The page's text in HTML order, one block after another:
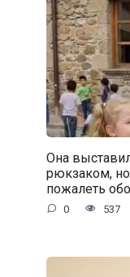
Она
рюкзаком,
пожалеть
0 537